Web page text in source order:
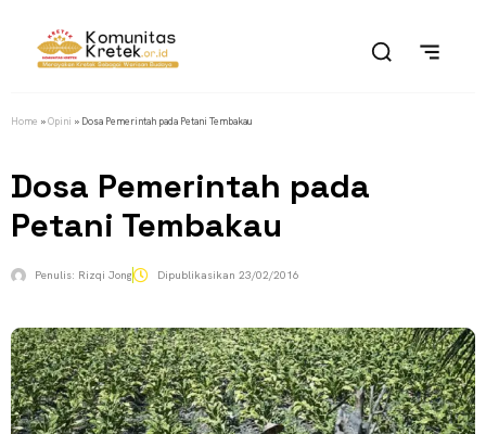
Home »Opini » Dosa Pemerintah pada Petani Tembakau
Dosa Pemerintah pada
Petani Tembakau
Penulis: Rizqi Jong Dipublikasikan 23/02/2016